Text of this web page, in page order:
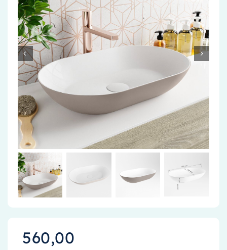
Accessoires
Installatiemateriaal
Klimaatbeheersing
PVC
Tegels
560,00